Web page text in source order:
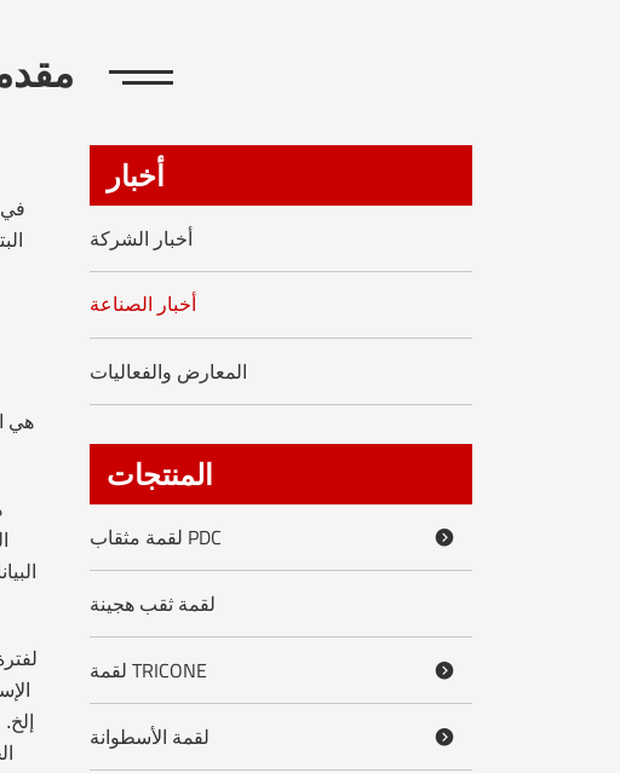
العربية
tiếng việt
ไทย
Nederland
في
أخبار
أخبار الشركة
أخبار الصناعة
المعارض والفعاليات
المنتجات
لقمة مثقاب PDC 
لقمة ثقب هجينة
لقمة TRICONE 
لقمة الأسطوانة 